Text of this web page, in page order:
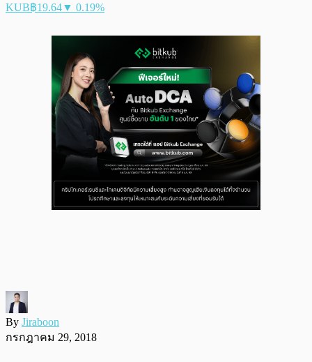
KUB฿19.64▼ 0.19%
By Jiraboon
กรกฎาคม 29, 2018